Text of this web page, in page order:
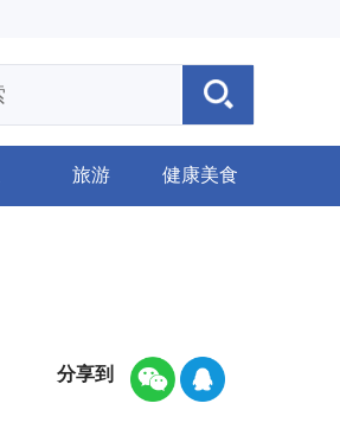
旅游 健康美食
分享到